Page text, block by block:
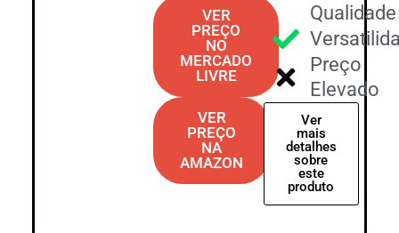
VER
PREÇO
NO
MERCADO
LIVRE
VER
PREÇO
NA
AMAZON
Qualidade
Preço
Elevado
Ver
mais
detalhes
sobre
este
produto